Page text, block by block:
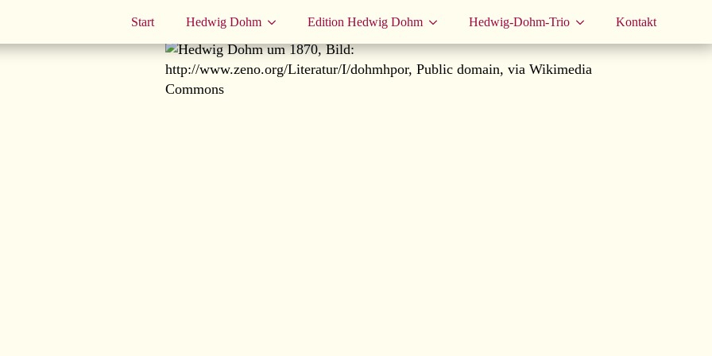
Start Hedwig Dohm Edition Hedwig Dohm Hedwig-Dohm-Trio Kontakt